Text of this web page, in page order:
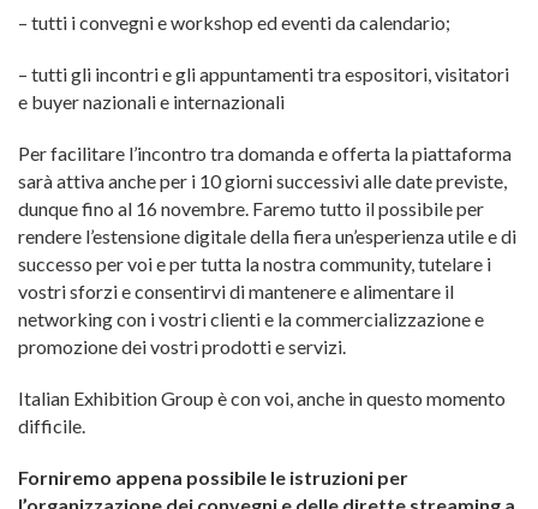
– tutti i convegni e workshop ed eventi da calendario;
– tutti gli incontri e gli appuntamenti tra espositori, visitatori
e buyer nazionali e internazionali
Per facilitare l’incontro tra domanda e offerta la piattaforma
sarà attiva anche per i 10 giorni successivi alle date previste,
dunque fino al 16 novembre. Faremo tutto il possibile per
rendere l’estensione digitale della fiera un’esperienza utile e di
successo per voi e per tutta la nostra community, tutelare i
vostri sforzi e consentirvi di mantenere e alimentare il
networking con i vostri clienti e la commercializzazione e
promozione dei vostri prodotti e servizi.
Italian Exhibition Group è con voi, anche in questo momento
difficile.
Forniremo appena possibile le istruzioni per